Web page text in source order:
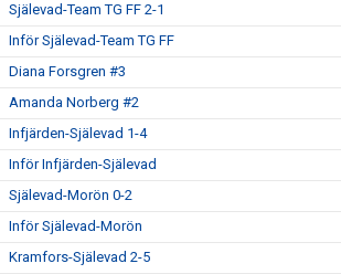
Själevad-Team TG FF 2-1
Inför Själevad-Team TG FF
Diana Forsgren #3
Amanda Norberg #2
Infjärden-Själevad 1-4
Inför Infjärden-Själevad
Själevad-Morön 0-2
Inför Själevad-Morön
Kramfors-Själevad 2-5